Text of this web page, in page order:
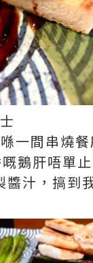
一間串燒
嘅鵝肝唔單
汁，搞到